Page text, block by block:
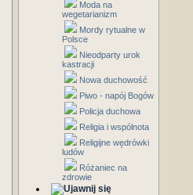
Moda na
wegetarianizm
Mordy rytualne w
Polsce
Nieodparty urok
kastracji
Nowa duchowość
Piwo - napój Bogów
Policja duchowa
Religia i wspólnota
Religijne wędrówki
ludów
Różaniec na
zdrowie